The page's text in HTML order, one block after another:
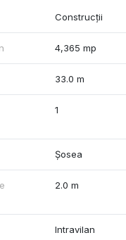
vântului printre copaci.
treziți cu privirea
apus care vă umple
pe tot parcursul
a investi într-o destinație
face ca acest teren să fie
această șansă unică de a
Campulung si in
Construcții
4,365 mp
33.0 m
1
Șosea
2.0 m
Intravilan